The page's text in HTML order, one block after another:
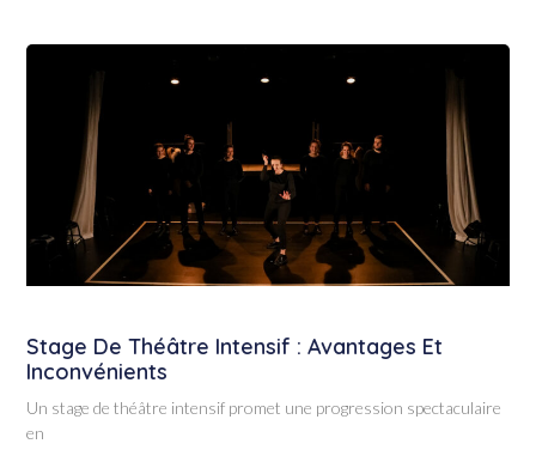
Stage De Théâtre Intensif : Avantages Et
Inconvénients
Un stage de théâtre intensif promet une progression spectaculaire
en